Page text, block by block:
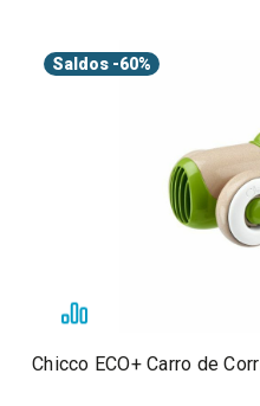
Saldos -60%
Chicco ECO+ Carro de